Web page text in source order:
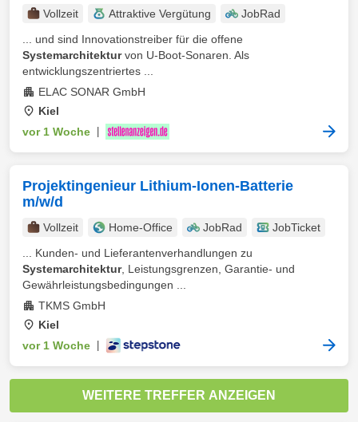
Vollzeit Attraktive Vergütung
JobRad
... und sind Innovationstreiber für die offene
Systemarchitekturvon U-Boot-Sonaren. Als
entwicklungszentriertes ...
ELAC SONAR GmbH
Kiel
vor 1 Woche
Projektingenieur Lithium-Ionen-Batterie
m/w/d
Vollzeit Home-Office JobRad
JobTicket
... Kunden- und Lieferantenverhandlungen zu
Systemarchitektur, Leistungsgrenzen, Garantie- und
Gewährleistungsbedingungen ...
TKMS GmbH
Kiel
vor 1 Woche
WEITERE TREFFER ANZEIGEN